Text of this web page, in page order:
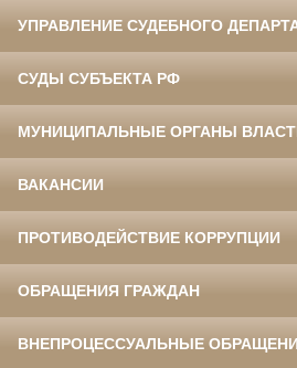
УПРАВЛЕНИЕ СУДЕБНОГО
СУДЫ СУБЪЕКТА РФ
МУНИЦИПАЛЬНЫЕ ОРГАНЫ
ВАКАНСИИ
ПРОТИВОДЕЙСТВИЕ КОРРУПЦИИ
ОБРАЩЕНИЯ ГРАЖДАН
ВНЕПРОЦЕССУАЛЬНЫЕ